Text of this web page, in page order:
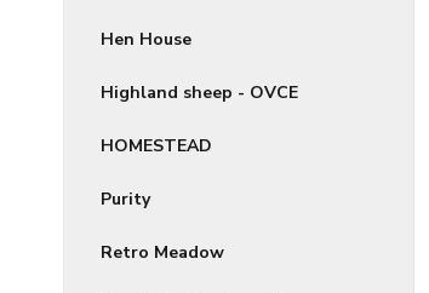
Hen House
Highland sheep - OVCE
HOMESTEAD
Purity
Retro Meadow